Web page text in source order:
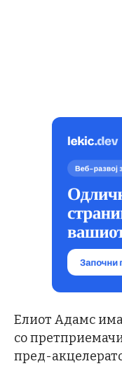
Елиот Адамс има
со
пред-